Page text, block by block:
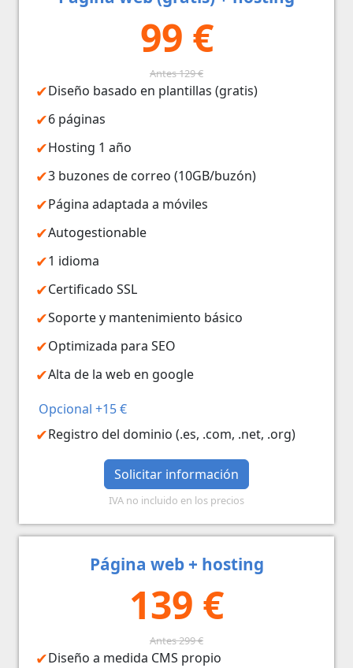
99 €
Antes 129 €
Diseño basado en plantillas (gratis)
6 páginas
Hosting 1 año
3 buzones de correo (10GB/buzón)
Página adaptada a móviles
Autogestionable
1 idioma
Certificado SSL
Soporte y mantenimiento básico
Optimizada para SEO
Alta de la web en google
Opcional +15 €
Registro del dominio (.es, .com, .net, .org)
Solicitar información
IVA no incluido en los precios
Página web + hosting
139 €
Antes 299 €
Diseño a medida CMS propio